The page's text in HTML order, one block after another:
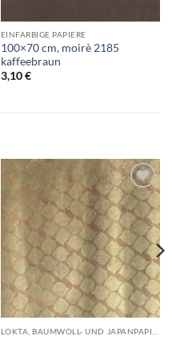
EINFARBIGE PAPIERE
100×70 cm, moirè 2185
kaffeebraun
3,10€
Auf die
Wunschliste